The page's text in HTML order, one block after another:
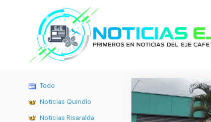
Todo
Noticias Quindío
Noticias Risaralda